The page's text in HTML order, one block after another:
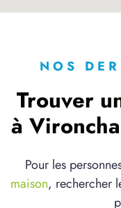
NOS
Trouver
à
Pour les
maison, rechercher